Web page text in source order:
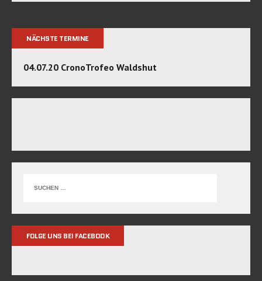
NÄCHSTE TERMINE
04.07.20 CronoTrofeo Waldshut
FOLGE UNS BEI FACEBOOK